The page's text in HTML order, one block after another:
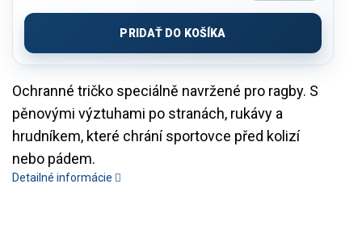
Ochranné tričko speciálně navržené pro ragby. S
pěnovými výztuhami po stranách, rukávy a
hrudníkem, které chrání sportovce před kolizí
nebo pádem.
Detailné informácie
cena:
PRIDAŤ DO KOŠÍKA